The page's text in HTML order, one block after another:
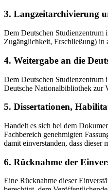
3. Langzeitarchivierung
Dem Deutschen
Zugänglichkeit, Erschließung) in
4. Weitergabe an die
Dem Deutschen Studienzentrum
Deutsche Nationalbibliothek zur
5. Dissertationen,
Handelt es sich bei dem
Fachbereich genehmigten
damit einverstanden, dass
6. Rücknahme der
Eine Rücknahme dieser